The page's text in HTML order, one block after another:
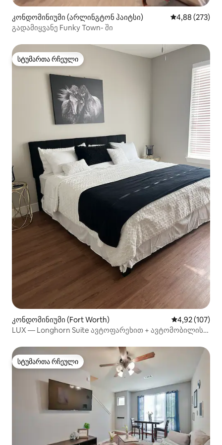
კონდომინიუმი (არლინგტონ ჰაიტსი) საშუალო
4,88 (273)
გადამიყვანე Funky Town- ში
სტუმართა რჩეული
სტუმართა რჩეული
კონდომინიუმი (Fort Worth) საშუალო
4,92 (107)
LUX — Longhorn Suite ავტოფარეხით + ავტომობილის
სტუმართა რჩეული
სტუმართა რჩეული